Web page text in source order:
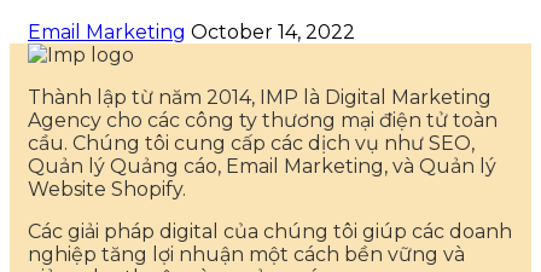
Email Marketing October 14, 2022
Thành lập từ năm 2014, IMP là Digital Marketing
Agency cho các công ty thương mại điện tử toàn
cầu. Chúng tôi cung cấp các dịch vụ như SEO,
Quản lý Quảng cáo, Email Marketing, và Quản lý
Website Shopify.
Các giải pháp digital của chúng tôi giúp các doanh
nghiệp tăng lợi nhuận một cách bền vững và